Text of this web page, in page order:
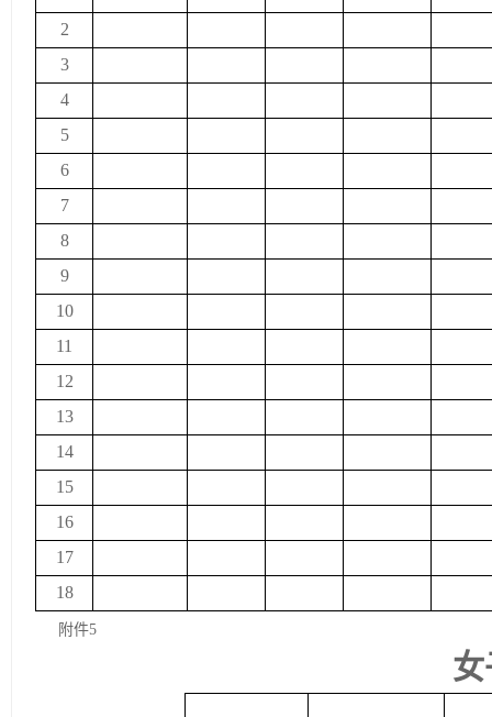
2
3
4
5
6
7
8
9
10
11
12
13
14
15
16
17
18
附件5